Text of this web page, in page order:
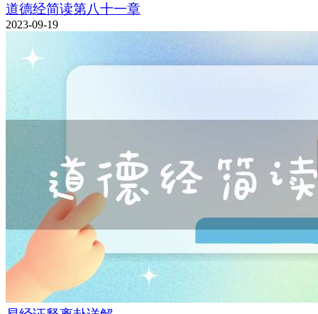
道德经简读第八十一章
2023-09-19